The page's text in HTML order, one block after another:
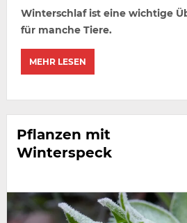
Winterschlaf ist eine wichtige
für manche Tiere.
MEHR LESEN
Pflanzen mit
Winterspeck